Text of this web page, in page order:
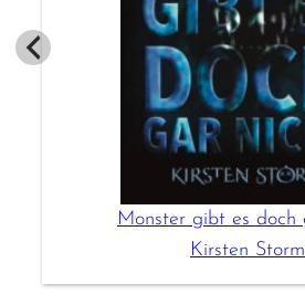
Monster gibt es doch
Kirsten Storm